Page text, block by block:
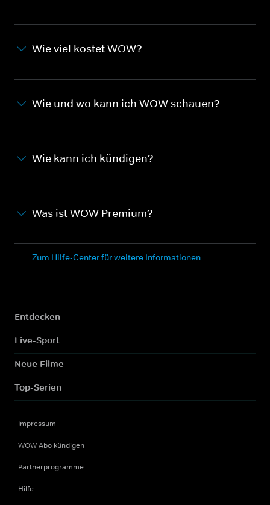
Wie viel kostet WOW?
Wie und wo kann ich WOW schauen?
Wie kann ich kündigen?
Was ist WOW Premium?
Zum Hilfe-Center für weitere Informationen
Entdecken
Live-Sport
Neue Filme
Top-Serien
Impressum
WOW Abo kündigen
Partnerprogramme
Hilfe